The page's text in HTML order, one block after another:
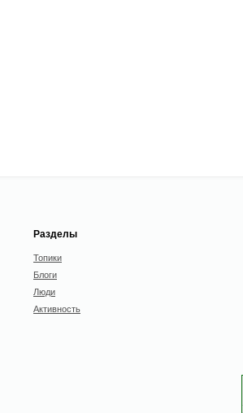
Разделы
Топики
Блоги
Люди
Активность